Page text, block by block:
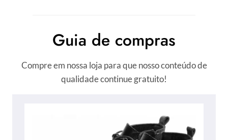
Guia de compras
Compre em nossa loja para que nosso conteúdo de
qualidade continue gratuito!